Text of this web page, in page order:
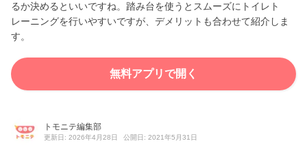
るか決めるといいですね。踏み台を使うとスムーズにトイレト
レーニングを行いやすいですが、デメリットも合わせて紹介しま
す。
無料アプリで開く
トモニテ編集部
更新日: 2026年4月28日 公開日: 2021年5月31日